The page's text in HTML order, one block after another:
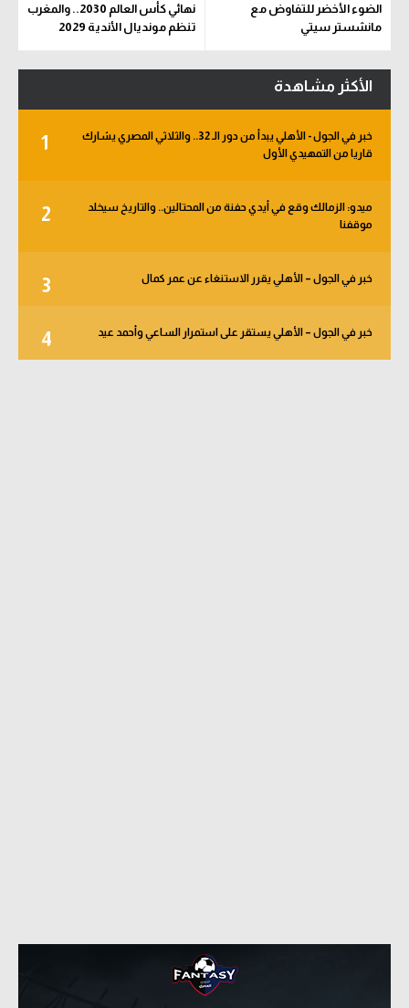
الضوء الأخضر للتفاوض مع
مانشستر سيتي
نهائي كأس العالم 2030.. والمغرب
تنظم مونديال الأندية 2029
الأكثر مشاهدة
1
خبر في الجول - الأهلي يبدأ من دور الـ 32.. والثلاثي المصري يشارك
قاريا من التمهيدي الأول
2
ميدو: الزمالك وقع في أيدي حفنة من المحتالين.. والتاريخ سيخلد
موقفنا
3 خبر في الجول – الأهلي يقرر الاستنغاء عن عمر كمال
4 خبر في الجول – الأهلي يستقر على استمرار الساعي وأحمد عيد